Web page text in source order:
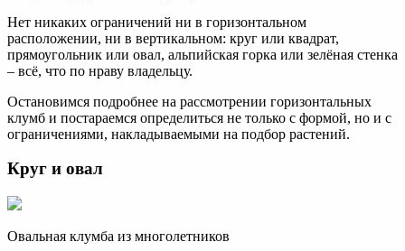
Нет никаких ограничений ни в горизонтальном
расположении, ни в вертикальном: круг или квадрат,
прямоугольник или овал, альпийская горка или зелёная стенка
– всё, что по нраву владельцу.
Остановимся подробнее на рассмотрении горизонтальных
клумб и постараемся определиться не только с формой, но и с
ограничениями, накладываемыми на подбор растений.
Круг и овал
Овальная клумба из многолетников